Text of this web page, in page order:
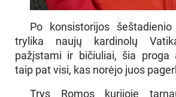
Po konsistorijos
trylika naujų kardinolų
pažįstami ir bičiuliai, šia proga
taip pat visi, kas norėjo juos
Trys Romos kurijoje